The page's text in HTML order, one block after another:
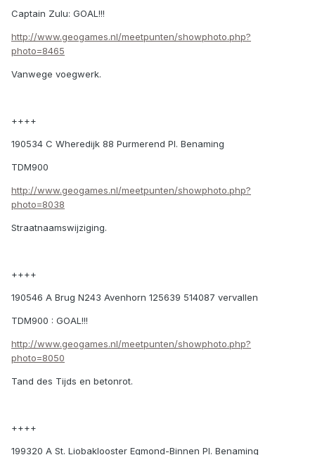
Captain Zulu: GOAL!!!
http://www.geogames.nl/meetpunten/showphoto.php?
photo=8465
Vanwege voegwerk.
++++
190534 C Wheredijk 88 Purmerend Pl. Benaming
TDM900
http://www.geogames.nl/meetpunten/showphoto.php?
photo=8038
Straatnaamswijziging.
++++
190546 A Brug N243 Avenhorn 125639 514087 vervallen
TDM900 : GOAL!!!
http://www.geogames.nl/meetpunten/showphoto.php?
photo=8050
Tand des Tijds en betonrot.
++++
199320 A St. Liobaklooster Egmond-Binnen Pl. Benaming